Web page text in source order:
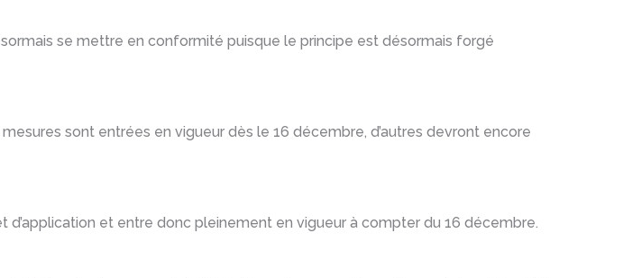
se mettre en conformité puisque le principe est désormais forgé
sont entrées en vigueur dès le 16 décembre, d’autres devront encore
et entre donc pleinement en vigueur à compter du 16 décembre.